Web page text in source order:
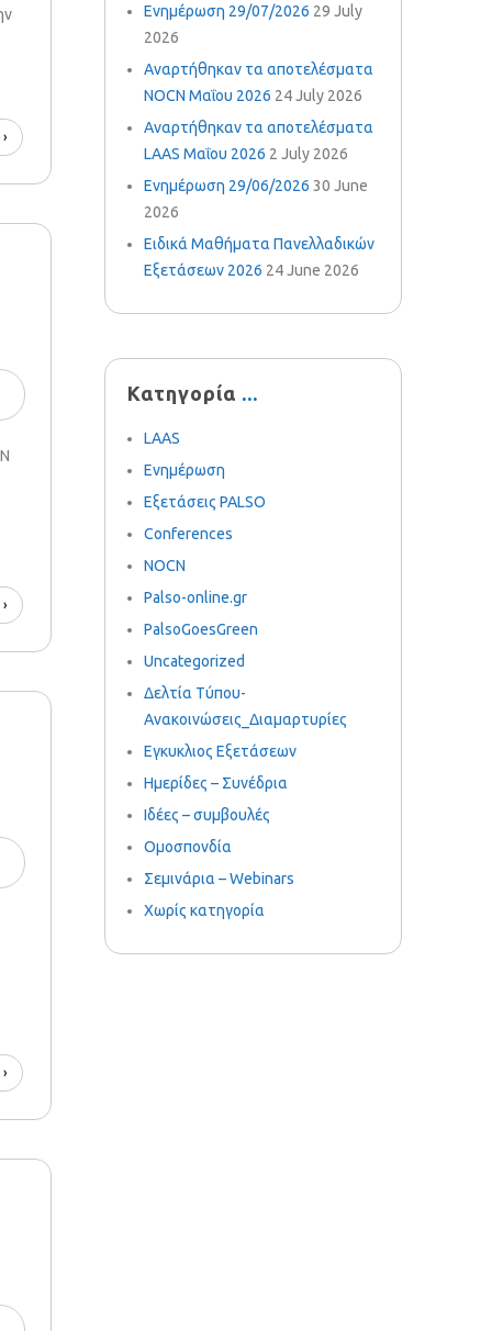
Ενημέρωση 29/07/2026 29 July
2026
Αναρτήθηκαν τα αποτελέσματα
NOCN Μαΐου 2026 24 July 2026
Αναρτήθηκαν τα αποτελέσματα
LAAS Μαΐου 2026 2 July 2026
Ενημέρωση 29/06/2026 30 June
2026
Ειδικά Μαθήματα Πανελλαδικών
Εξετάσεων 2026 24 June 2026
Κατηγορία
LAAS
Ενημέρωση
Εξετάσεις PALSO
Conferences
NOCN
Palso-online.gr
PalsoGoesGreen
Uncategorized
Δελτία Τύπου-
Ανακοινώσεις_Διαμαρτυρίες
Εγκυκλιος Εξετάσεων
Ημερίδες – Συνέδρια
Ιδέες – συμβουλές
Ομοσπονδία
Σεμινάρια – Webinars
Χωρίς κατηγορία